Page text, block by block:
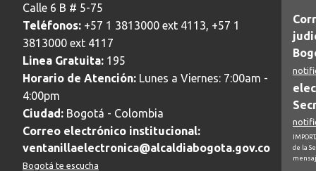
Calle 6 B # 5-75
Teléfonos: +57 1 3813000 ext 4113, +57 1
3813000 ext 4117
Linea Gratuita: 195
Horario de Atención: Lunes a Viernes: 7:00am -
4:00pm
Ciudad: Bogotá - Colombia
Correo electrónico institucional:
ventanillaelectronica@alcaldiabogota.gov.co
Bogotá te escucha
de la